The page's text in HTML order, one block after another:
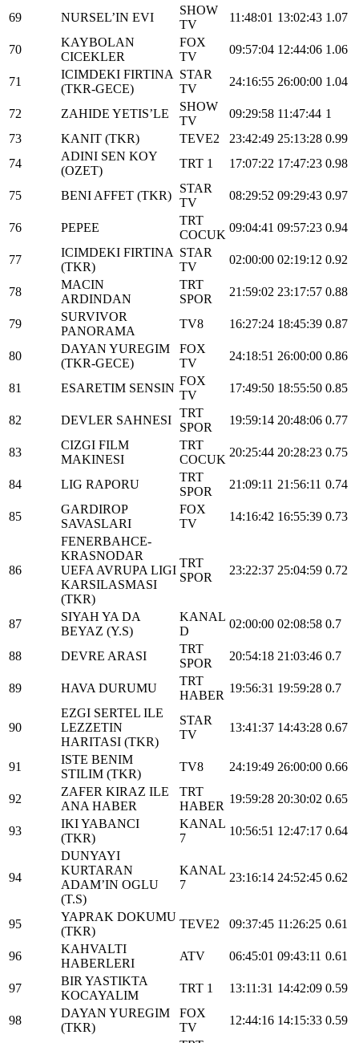
69 NURSEL’IN EVI
SHOW
TV
11:48:01 13:02:43 1.07
70
KAYBOLAN
CICEKLER
FOX
TV
09:57:04 12:44:06 1.06
71
ICIMDEKI FIRTINA
(TKR-GECE)
STAR
TV
24:16:55 26:00:00 1.04
72 ZAHIDE YETIS’LE
SHOW
TV
09:29:58 11:47:44 1
73
KANIT (TKR) TEVE2 23:42:49 25:13:28 0.99
74
ADINI SEN KOY
(OZET)
TRT 1 17:07:22 17:47:23 0.98
75 BENI AFFET (TKR)
STAR
TV
08:29:52 09:29:43 0.97
76 PEPEE
TRT
COCUK
09:04:41 09:57:23 0.94
77
ICIMDEKI FIRTINA
(TKR)
STAR
TV
02:00:00 02:19:12 0.92
78
MACIN
ARDINDAN
TRT
SPOR
21:59:02 23:17:57 0.88
79
SURVIVOR
PANORAMA
TV8 16:27:24 18:45:39 0.87
80
DAYAN YUREGIM
(TKR-GECE)
FOX
TV
24:18:51 26:00:00 0.86
81 ESARETIM SENSIN
FOX
TV
17:49:50 18:55:50 0.85
82 DEVLER SAHNESI
TRT
SPOR
19:59:14 20:48:06 0.77
83
CIZGI FILM
MAKINESI
TRT
COCUK
20:25:44 20:28:23 0.75
84 LIG RAPORU
TRT
SPOR
21:09:11 21:56:11 0.74
85
GARDIROP
SAVASLARI
FOX
TV
14:16:42 16:55:39 0.73
86
FENERBAHCE-
KRASNODAR
UEFA AVRUPA LIGI
KARSILASMASI
(TKR)
TRT
SPOR
23:22:37 25:04:59 0.72
87
SIYAH YA DA
BEYAZ (Y.S)
KANAL
D
02:00:00 02:08:58 0.7
88 DEVRE ARASI
TRT
SPOR
20:54:18 21:03:46 0.7
89 HAVA DURUMU
TRT
HABER
19:56:31 19:59:28 0.7
90
EZGI SERTEL ILE
LEZZETIN
HARITASI (TKR)
STAR
TV
13:41:37 14:43:28 0.67
91
ISTE BENIM
STILIM (TKR)
TV8 24:19:49 26:00:00 0.66
92
ZAFER KIRAZ ILE
ANA HABER
TRT
HABER
19:59:28 20:30:02 0.65
93
IKI YABANCI
(TKR)
KANAL
7
10:56:51 12:47:17 0.64
94
DUNYAYI
KURTARAN
ADAM’IN OGLU
(T.S)
KANAL
7
23:16:14 24:52:45 0.62
95
YAPRAK DOKUMU
(TKR)
TEVE2 09:37:45 11:26:25 0.61
96
KAHVALTI
HABERLERI
ATV 06:45:01 09:43:11 0.61
97
BIR YASTIKTA
KOCAYALIM
TRT 1 13:11:31 14:42:09 0.59
98
DAYAN YUREGIM
(TKR)
FOX
TV
12:44:16 14:15:33 0.59